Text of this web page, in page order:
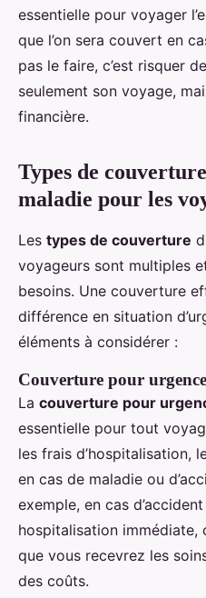
essentielle pour voyager
que l’on sera couvert en
pas le faire, c’est risquer
seulement son voyage,
financière.
Types de
maladie pour les
Les types de couverture
voyageurs sont multiples
besoins. Une couverture
différence en situation
éléments à considérer :
Couverture pour
La couverture pour
essentielle pour tout
les frais d’hospitalisation,
en cas de maladie ou
exemple, en cas
hospitalisation immédiate,
que vous recevrez les
des coûts.